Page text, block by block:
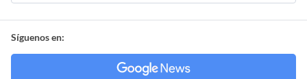
Síguenos en: